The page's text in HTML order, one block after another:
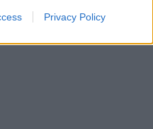
Privacy Policy